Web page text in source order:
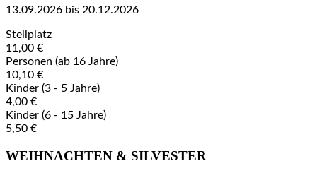
13.09.2026 bis 20.12.2026
Stellplatz
11,00 €
Personen (ab 16 Jahre)
10,10 €
Kinder (3 - 5 Jahre)
4,00 €
Kinder (6 - 15 Jahre)
5,50 €
WEIHNACHTEN & SILVESTER